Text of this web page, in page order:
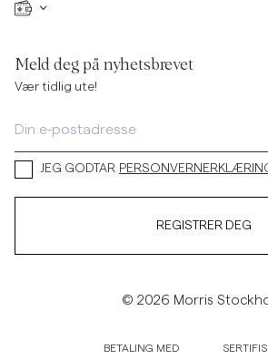
Meld deg på nyhetsbrevet
Vær tidlig ute!
JEG GODTAR
REGISTRER DEG
© 2026 Morris
BETALING MED